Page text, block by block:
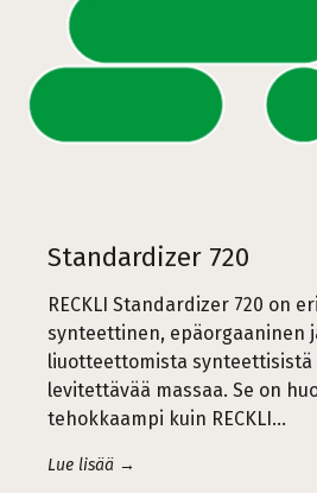
Standardizer 720
RECKLI Standardizer 720 on
synteettinen, epäorgaaninen
liuotteettomista synteettisistä
levitettävää massaa. Se on
tehokkaampi kuin RECKLI...
Lue lisää →